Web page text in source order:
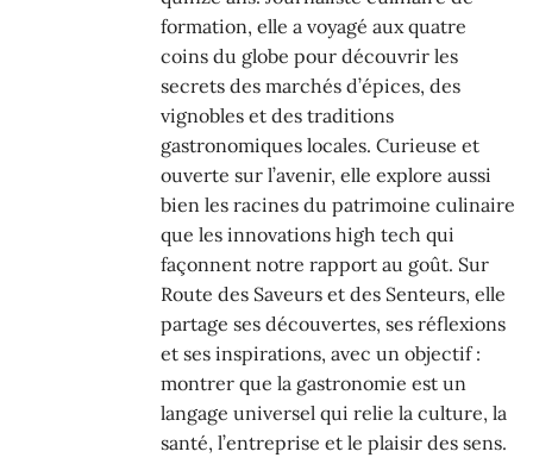
formation, elle a voyagé aux quatre
coins du globe pour découvrir les
secrets des marchés d’épices, des
vignobles et des traditions
gastronomiques locales. Curieuse et
ouverte sur l’avenir, elle explore aussi
bien les racines du patrimoine culinaire
que les innovations high tech qui
façonnent notre rapport au goût. Sur
Route des Saveurs et des Senteurs, elle
partage ses découvertes, ses réflexions
et ses inspirations, avec un objectif :
montrer que la gastronomie est un
langage universel qui relie la culture, la
santé, l’entreprise et le plaisir des sens.